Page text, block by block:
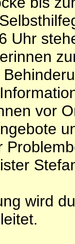
Uhr
vor
wird